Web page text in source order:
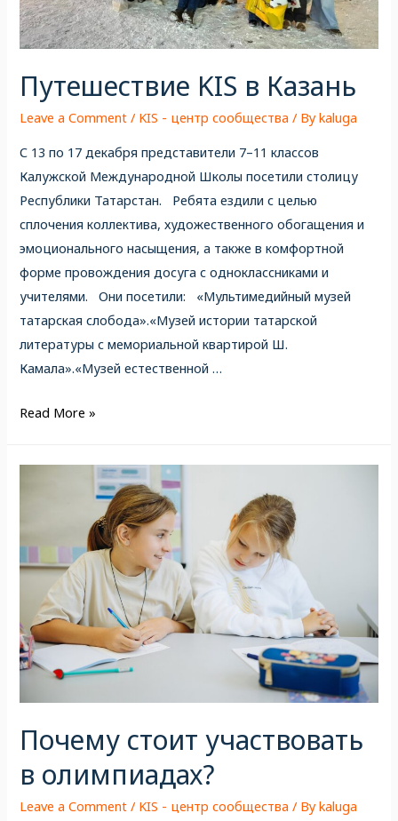
Путешествие KIS в Казань
Leave a Comment / KIS - центр сообщества / Bykaluga
С 13 по 17 декабря представители 7–11 классов
Калужской Международной Школы посетили столицу
Республики Татарстан. Ребята ездили с целью
сплочения коллектива, художественного обогащения и
эмоционального насыщения, а также в комфортной
форме провождения досуга с одноклассниками и
учителями. Они посетили: «Мультимедийный музей
татарская слобода».«Музей истории татарской
литературы с мемориальной квартирой Ш.
Камала».«Музей естественной …
Read More »
Почему стоит участвовать
в олимпиадах?
Leave a Comment / KIS - центр сообщества / Bykaluga